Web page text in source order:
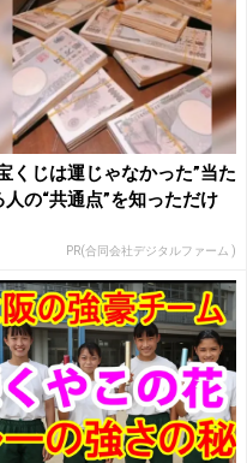
くじは運じゃなかった”当た
人の“共通点”を知っただけ
PR(合同会社デジタルファーム )